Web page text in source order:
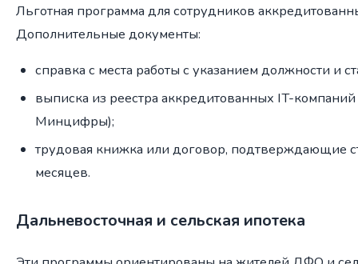
Льготная программа для сотрудников
Дополнительные документы:
справка с места работы с указанием должности и
выписка из реестра аккредитованных IT-компаний
Минцифры);
трудовая книжка или договор, подтверждающие
месяцев.
Дальневосточная и сельская ипотека